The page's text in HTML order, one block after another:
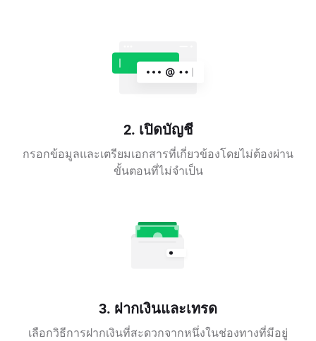
2. เปิดบัญชี
กรอกข้อมูลและเตรียมเอกสารที่เกี่ยวข้องโดยไม่ต้องผ่าน
ขั้นตอนที่ไม่จำเป็น
3. ฝากเงินและเทรด
เลือกวิธีการฝากเงินที่สะดวกจากหนึ่งในช่องทางที่มีอยู่